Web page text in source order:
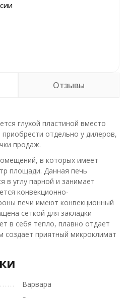
Отзывы
глухой пластиной вместо
отдельно у дилеров,
продаж.
в которых имеет
площади. Данная печь
в углу парной и занимает
конвекционно-
печи имеют конвекционный
сеткой для закладки
в себя тепло, плавно отдает
создает приятный микроклимат
Варвара